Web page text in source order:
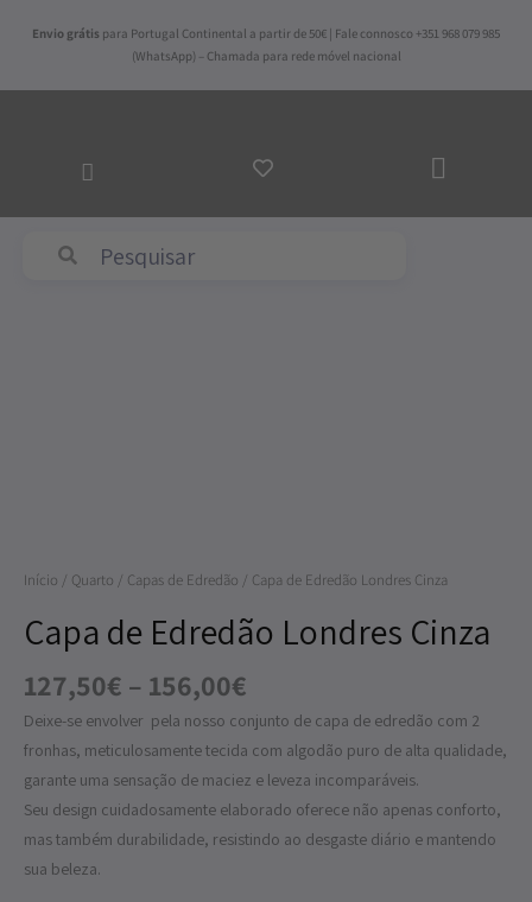
Envio grátis para Portugal Continental a partir de 50€ | Fale connosco +351 968 079 985
(WhatsApp) – Chamada para rede móvel nacional
AO
Início / Quarto / Capas de Edredão / Capa de Edredão Londres Cinza
Capa de Edredão Londres Cinza
127,50€ – 156,00€
Deixe-se envolver pela nosso conjunto de capa de edredão com 2
fronhas, meticulosamente tecida com algodão puro de alta qualidade,
garante uma sensação de maciez e leveza incomparáveis.
Seu design cuidadosamente elaborado oferece não apenas conforto,
mas também durabilidade, resistindo ao desgaste diário e mantendo
sua beleza.
Cinza